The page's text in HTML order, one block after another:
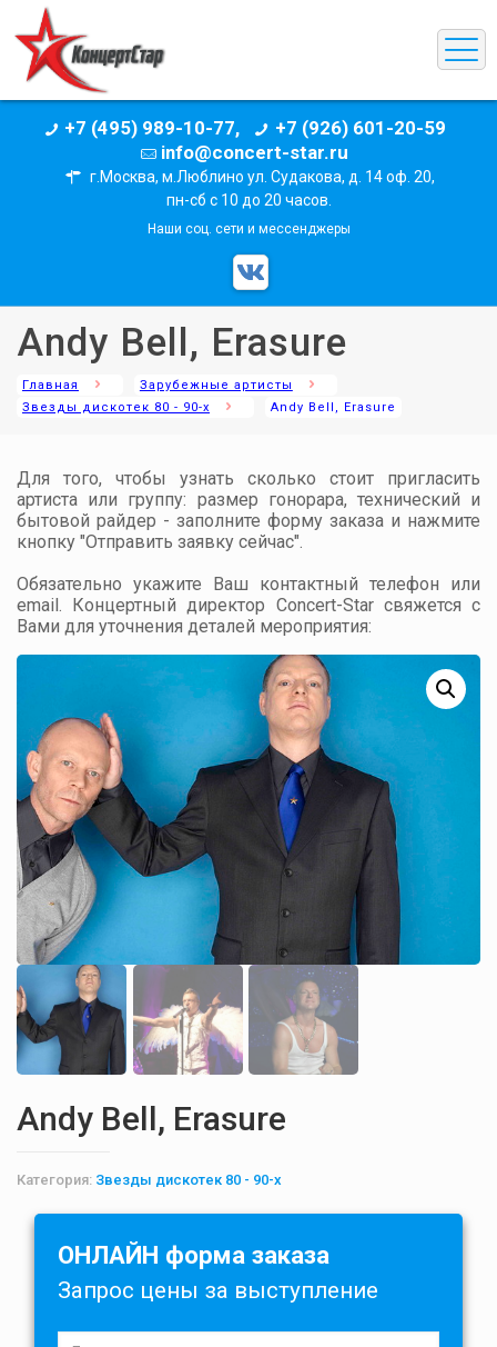
+7 (495) 989-10-77,
+7 (926) 601-20-59
info@concert-star.ru
г.Москва, м.Люблино ул. Судакова, д. 14 оф. 20,
пн-сб с 10 до 20 часов.
Наши соц. сети и мессенджеры
Andy Bell, Erasure
Главная
Зарубежные артисты
Звезды дискотек 80 - 90-х
Andy Bell, Erasure
Для того, чтобы узнать сколько стоит пригласить
артиста или группу: размер гонорара, технический и
бытовой райдер - заполните форму заказа и нажмите
кнопку "Отправить заявку сейчас".
Обязательно укажите Ваш контактный телефон или
email. Концертный директор Concert-Star свяжется с
Вами для уточнения деталей мероприятия:
Andy Bell, Erasure
Категория: Звезды дискотек 80 - 90-х
ОНЛАЙН форма заказа
Запрос цены за выступление